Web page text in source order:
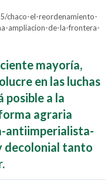
chaco-el-reordenamiento-
ampliacion-de-la-frontera-
mayoría,
en las luchas
posible a la
agraria
antiimperialista-
tanto